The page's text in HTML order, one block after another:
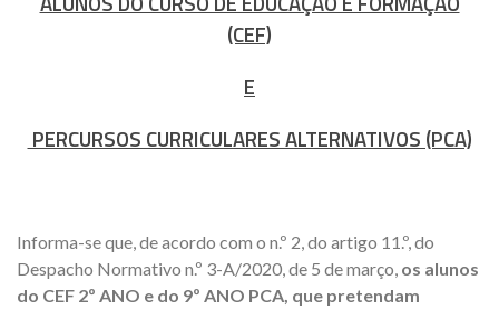
(CEF)
E
PERCURSOS CURRICULARES ALTERNATIVOS (PCA)
Informa-se que, de acordo com o n.º 2, do artigo 11.º, do
Despacho Normativo n.º 3-A/2020, de 5 de março, os alunos
do CEF 2º ANO e do 9º ANO PCA, que pretendam